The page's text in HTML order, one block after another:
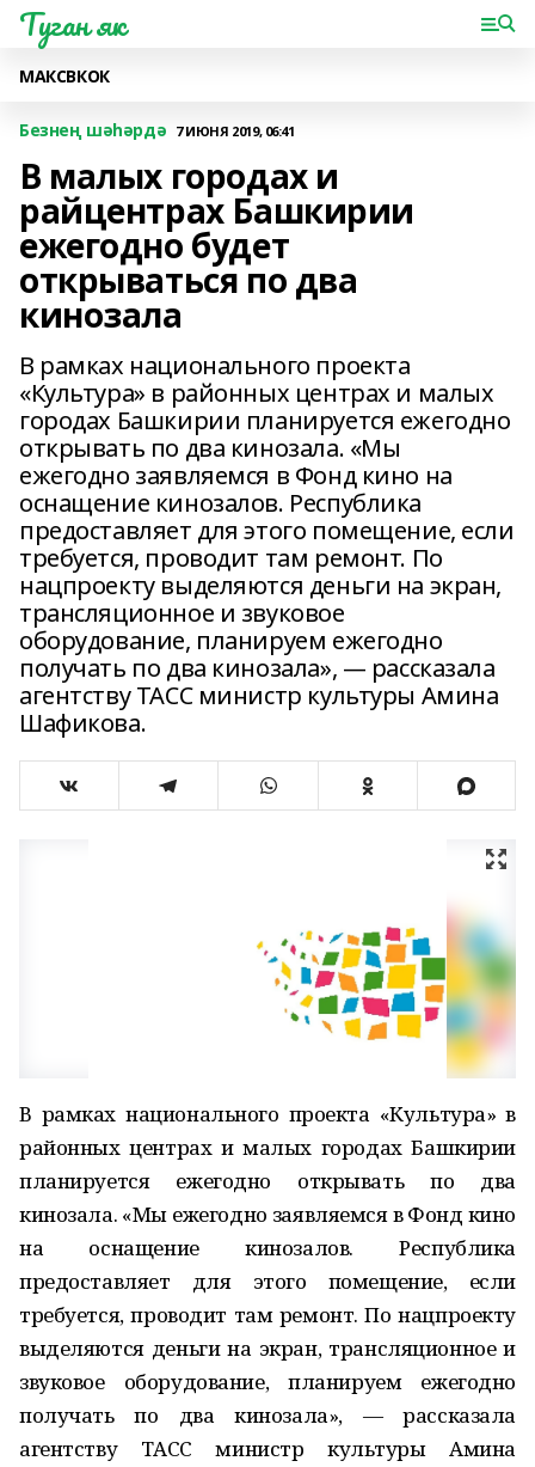
Туган як
МАКСВКОК
Безнең шәһәрдә 7 ИЮНЯ 2019, 06:41
В малых городах и
райцентрах Башкирии
ежегодно будет
открываться по два
кинозала
В рамках национального проекта
«Культура» в районных центрах и малых
городах Башкирии планируется ежегодно
открывать по два кинозала. «Мы
ежегодно заявляемся в Фонд кино на
оснащение кинозалов. Республика
предоставляет для этого помещение, если
требуется, проводит там ремонт. По
нацпроекту выделяются деньги на экран,
трансляционное и звуковое
оборудование, планируем ежегодно
получать по два кинозала», — рассказала
агентству ТАСС министр культуры Амина
Шафикова.
В рамках национального проекта «Культура» в
районных центрах и малых городах Башкирии
планируется ежегодно открывать по два
кинозала. «Мы ежегодно заявляемся в Фонд кино
на оснащение кинозалов. Республика
предоставляет для этого помещение, если
требуется, проводит там ремонт. По нацпроекту
выделяются деньги на экран, трансляционное и
звуковое оборудование, планируем ежегодно
получать по два кинозала», — рассказала
агентству ТАСС министр культуры Амина